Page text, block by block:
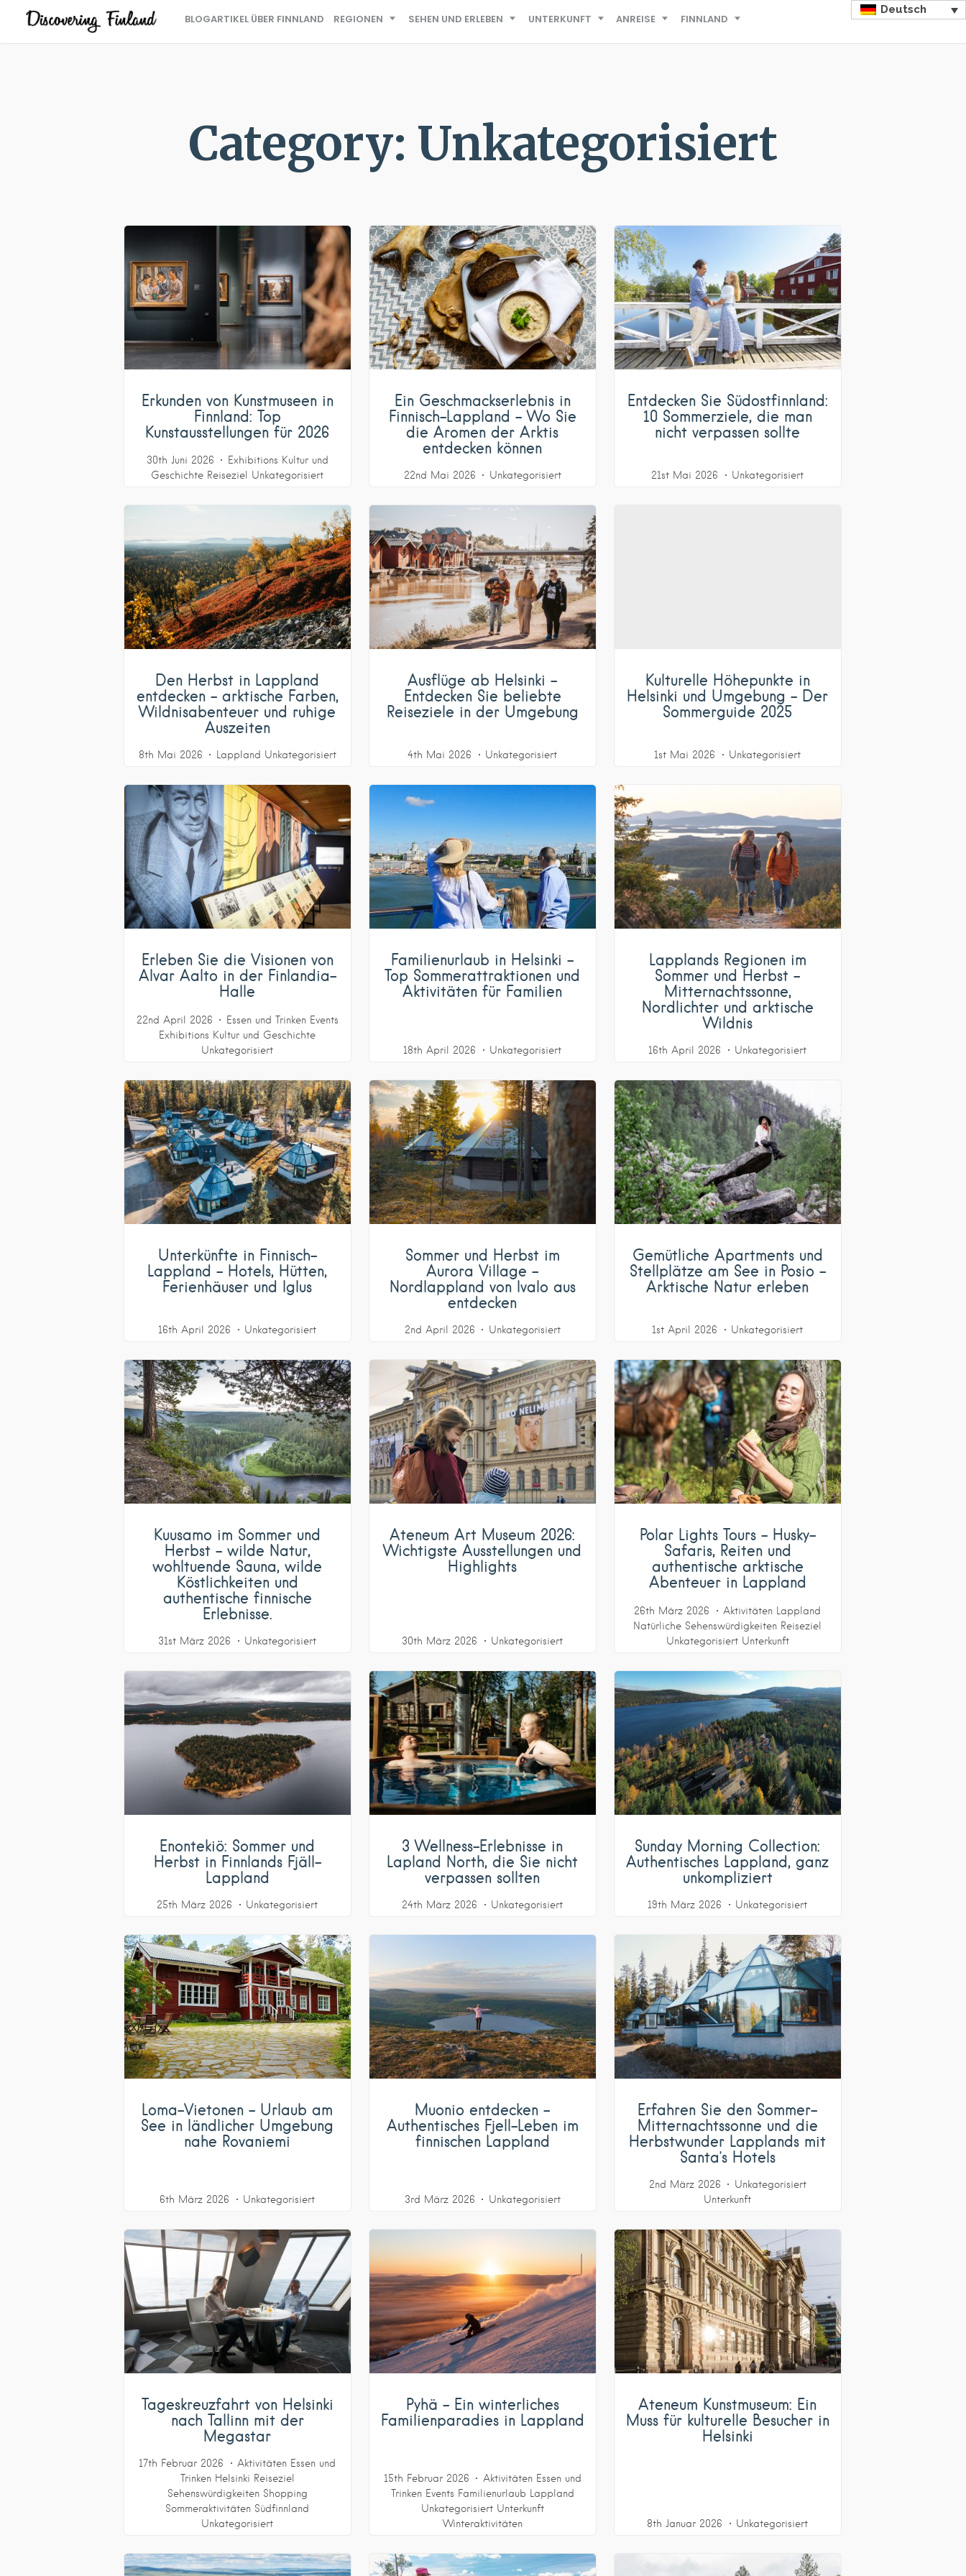
BLOGARTIKEL ÜBER FINNLAND REGIONEN SEHEN UND ERLEBEN UNTERKUNFT ANREISE FINNLAND
Deutsch
Category: Unkategorisiert
Erkunden von Kunstmuseen in
Finnland: Top
Kunstausstellungen für 2026
30th Juni 2026 Exhibitions Kultur und
Geschichte Reiseziel Unkategorisiert
Ein Geschmackserlebnis in
Finnisch-Lappland – Wo Sie
die Aromen der Arktis
entdecken können
22nd Mai 2026 Unkategorisiert
Entdecken Sie Südostfinnland:
10 Sommerziele, die man
nicht verpassen sollte
21st Mai 2026 Unkategorisiert
Den Herbst in Lappland
entdecken – arktische Farben,
Wildnisabenteuer und ruhige
Auszeiten
8th Mai 2026 Lappland Unkategorisiert
Ausflüge ab Helsinki –
Entdecken Sie beliebte
Reiseziele in der Umgebung
4th Mai 2026 Unkategorisiert
Kulturelle Höhepunkte in
Helsinki und Umgebung – Der
Sommerguide 2025
1st Mai 2026 Unkategorisiert
Erleben Sie die Visionen von
Alvar Aalto in der Finlandia-
Halle
22nd April 2026 Essen und Trinken Events
Exhibitions Kultur und Geschichte
Unkategorisiert
Familienurlaub in Helsinki –
Top Sommerattraktionen und
Aktivitäten für Familien
18th April 2026 Unkategorisiert
Lapplands Regionen im
Sommer und Herbst –
Mitternachtssonne,
Nordlichter und arktische
Wildnis
16th April 2026 Unkategorisiert
Unterkünfte in Finnisch-
Lappland – Hotels, Hütten,
Ferienhäuser und Iglus
16th April 2026 Unkategorisiert
Sommer und Herbst im
Aurora Village –
Nordlappland von Ivalo aus
entdecken
2nd April 2026 Unkategorisiert
Gemütliche Apartments und
Stellplätze am See in Posio –
Arktische Natur erleben
1st April 2026 Unkategorisiert
Kuusamo im Sommer und
Herbst – wilde Natur,
wohltuende Sauna, wilde
Köstlichkeiten und
authentische finnische
Erlebnisse.
31st März 2026 Unkategorisiert
Ateneum Art Museum 2026:
Wichtigste Ausstellungen und
Highlights
30th März 2026 Unkategorisiert
Polar Lights Tours – Husky-
Safaris, Reiten und
authentische arktische
Abenteuer in Lappland
26th März 2026 Aktivitäten
Lappland
Natürliche Sehenswürdigkeiten Reiseziel
Unkategorisiert Unterkunft
Enontekiö: Sommer und
Herbst in Finnlands Fjäll-
Lappland
25th März 2026 Unkategorisiert
3 Wellness-Erlebnisse in
Lapland North, die Sie nicht
verpassen sollten
24th März 2026 Unkategorisiert
Sunday Morning Collection:
Authentisches Lappland, ganz
unkompliziert
19th März 2026 Unkategorisiert
Loma-Vietonen – Urlaub am
See in ländlicher Umgebung
nahe Rovaniemi
6th März 2026 Unkategorisiert
Muonio entdecken –
Authentisches Fjell-Leben im
finnischen Lappland
3rd März 2026 Unkategorisiert
Erfahren Sie den Sommer-
Mitternachtssonne und die
Herbstwunder Lapplands mit
Santa’s Hotels
2nd März 2026
Unkategorisiert
Unterkunft
Tageskreuzfahrt von Helsinki
nach Tallinn mit der
Megastar
17th Februar 2026 Aktivitäten Essen und
Trinken Helsinki Reiseziel
Sehenswürdigkeiten Shopping
Sommeraktivitäten Südfinnland
Unkategorisiert
Pyhä – Ein winterliches
Familienparadies in Lappland
15th Februar 2026 Aktivitäten Essen und
Trinken Events Familienurlaub
Lappland
Unkategorisiert Unterkunft
Winteraktivitäten
Ateneum Kunstmuseum: Ein
Muss für kulturelle Besucher in
Helsinki
8th Januar 2026 Unkategorisiert